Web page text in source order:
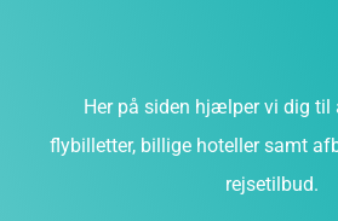
Her på siden hjælper vi dig til
flybilletter, billige hoteller samt
rejsetilbud.